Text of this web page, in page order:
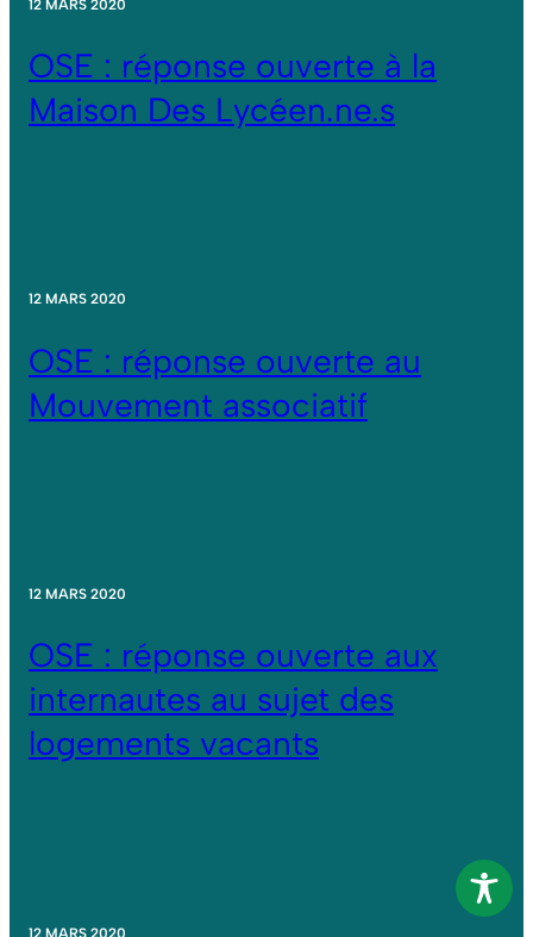
12 MARS 2020
OSE : réponse ouverte à la
Maison Des Lycéen.ne.s
12 MARS 2020
OSE : réponse ouverte au
Mouvement associatif
12 MARS 2020
OSE : réponse ouverte aux
internautes au sujet des
logements vacants
12 MARS 2020